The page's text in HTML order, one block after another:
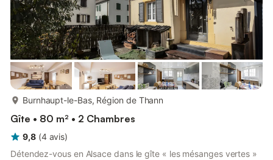
Burnhaupt-le-Bas, Région de Thann
Gîte • 80 m² • 2 Chambres
9,8 (4 avis)
Détendez-vous en Alsace dans le gîte « les mésanges vertes »